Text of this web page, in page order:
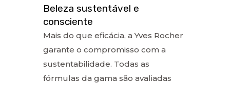
Beleza sustentável e
consciente
Mais do que eficácia, a Yves Rocher
garante o compromisso com a
sustentabilidade. Todas as
fórmulas da gama são avaliadas